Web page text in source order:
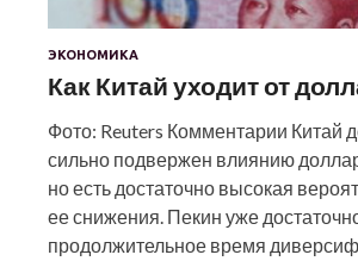
ЭКОНОМИКА
Как Китай уходит от
Фото: Reuters Комментарии Китай
сильно подвержен влиянию
но есть достаточно высокая
ее снижения. Пекин уже
продолжительное время